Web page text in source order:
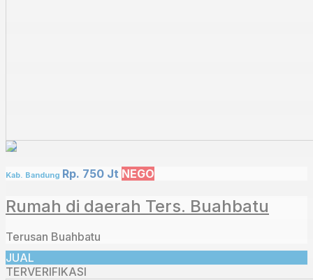
Kab. Bandung Rp. 750 Jt NEGO
Rumah di daerah Ters. Buahbatu
Terusan Buahbatu
JUAL
TERVERIFIKASI